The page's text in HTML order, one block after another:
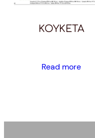
ΚΟΥΚΕΤΑ
Read more